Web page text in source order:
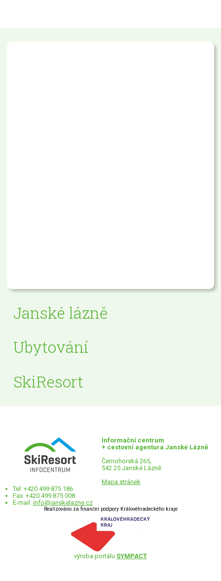
Janské lázně
Ubytování
SkiResort
Informační centrum
+ cestovní agentura Janské Lázně
Černohorská 265,
542 25 Janské Lázně
Mapa stránek
Tel: +420 499 875 186
Fax: +420 499 875 008
E-mail: info@janskelazne.cz
Realizováno za finanční podpory Královéhradeckého kraje
výroba portálu SYMPACT